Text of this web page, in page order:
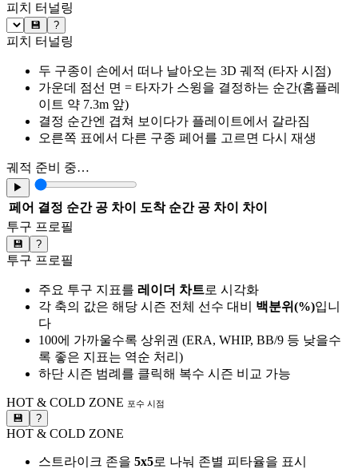
피치 터널링
💾 ?
피치 터널링
두 구종이 손에서 떠나 날아오는 3D 궤적 (타자 시점)
가운데 점선 면 = 타자가 스윙을 결정하는 순간(홈플레
이트 약 7.3m 앞)
결정 순간엔 겹쳐 보이다가 플레이트에서 갈라짐
오른쪽 표에서 다른 구종 페어를 고르면 다시 재생
궤적 준비 중…
▶
페어 결정 순간 공 차이 도착 순간 공 차이
차이
투구 프로필
💾 ?
투구 프로필
주요 투구 지표를 레이더 차트로 시각화
각 축의 값은 해당 시즌 전체 선수 대비 백분위(%)입니
다
100에 가까울수록 상위권 (ERA, WHIP, BB/9 등 낮을수
록 좋은 지표는 역순 처리)
하단 시즌 범례를 클릭해 복수 시즌 비교 가능
HOT & COLD ZONE 포수 시점
💾 ?
HOT & COLD ZONE
스트라이크 존을 5x5로 나눠 존별 피타율을 표시